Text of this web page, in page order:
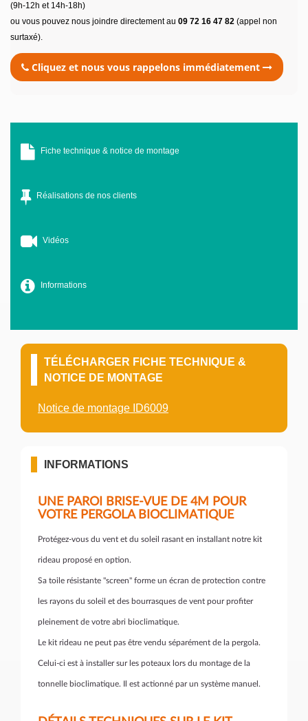
(9h-12h et 14h-18h)
ou vous pouvez nous joindre directement au 09 72 16 47 82 (appel non
surtaxé).
Cliquez et nous vous rappelons immédiatement
Fiche technique & notice de montage
Réalisations de nos clients
Vidéos
Informations
TÉLÉCHARGER FICHE TECHNIQUE &
NOTICE DE MONTAGE
Notice de montage ID6009
INFORMATIONS
UNE PAROI BRISE-VUE DE 4M POUR
VOTRE PERGOLA BIOCLIMATIQUE
Protégez-vous du vent et du soleil rasant en installant notre kit
rideau proposé en option.
Sa toile résistante "screen" forme un écran de protection contre
les rayons du soleil et des bourrasques de vent pour profiter
pleinement de votre abri bioclimatique.
Le kit rideau ne peut pas être vendu séparément de la pergola.
Celui-ci est à installer sur les poteaux lors du montage de la
tonnelle bioclimatique. Il est actionné par un système manuel.